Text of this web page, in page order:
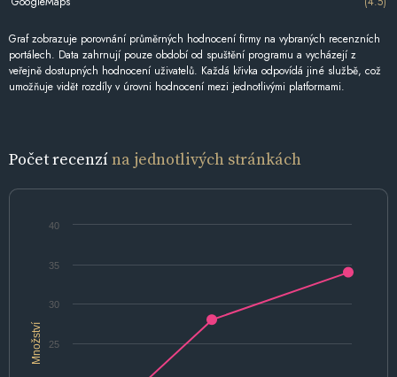
Graf zobrazuje porovnání průměrných hodnocení firmy na vybraných recenzních
portálech. Data zahrnují pouze období od spuštění programu a vycházejí z
veřejně dostupných hodnocení uživatelů. Každá křivka odpovídá jiné službě, což
umožňuje vidět rozdíly v úrovni hodnocení mezi jednotlivými platformami.
Počet recenzína jednotlivých stránkách
Množství 25
30
35
40